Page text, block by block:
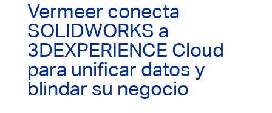
Vermeer conecta
SOLIDWORKS a
3DEXPERIENCE Cloud
para unificar datos y
blindar su negocio